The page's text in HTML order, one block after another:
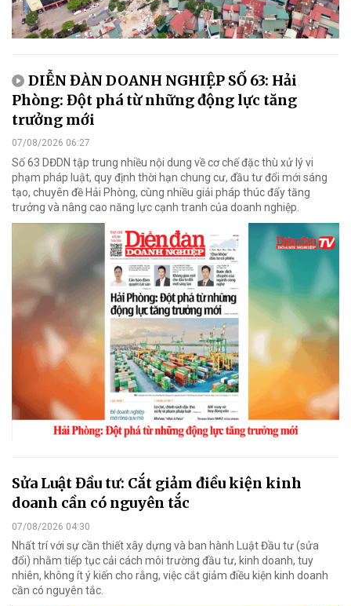
DIỄN ĐÀN DOANH NGHIỆP SỐ 63: Hải
Phòng: Đột phá từ những động lực tăng
trưởng mới
07/08/2026 06:27
Số 63 DĐDN tập trung nhiều nội dung về cơ chế đặc thù xử lý vi
phạm pháp luật, quy định thời hạn chung cư, đầu tư đổi mới sáng
tạo, chuyên đề Hải Phòng, cùng nhiều giải pháp thúc đẩy tăng
trưởng và nâng cao năng lực cạnh tranh của doanh nghiệp.
Sửa Luật Đầu tư: Cắt giảm điều kiện kinh
doanh cần có nguyên tắc
07/08/2026 04:30
Nhất trí với sự cần thiết xây dựng và ban hành Luật Đầu tư (sửa
đổi) nhằm tiếp tục cải cách môi trường đầu tư, kinh doanh, tuy
nhiên, không ít ý kiến cho rằng, việc cắt giảm điều kiện kinh doanh
cần có nguyên tắc.